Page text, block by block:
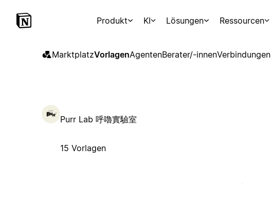
Produkt KI Lösungen Ressourcen
MarktplatzVorlagenAgentenBerater/-innenVerbindungen
Purr Lab 呼嚕實驗室
15 Vorlagen